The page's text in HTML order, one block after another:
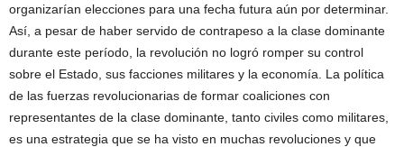
organizarían elecciones para una fecha futura aún por determinar.
Así, a pesar de haber servido de contrapeso a la clase dominante
durante este período, la revolución no logró romper su control
sobre el Estado, sus facciones militares y la economía. La política
de las fuerzas revolucionarias de formar coaliciones con
representantes de la clase dominante, tanto civiles como militares,
es una estrategia que se ha visto en muchas revoluciones y que